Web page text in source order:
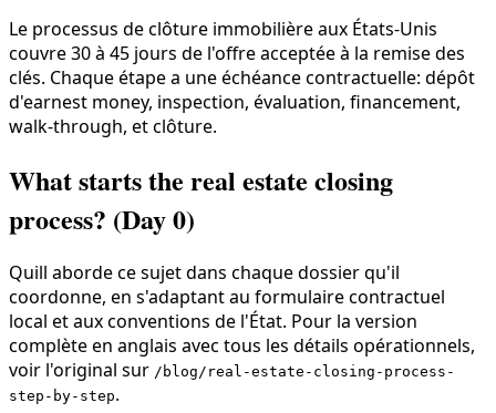
Le processus de clôture immobilière aux États-Unis
couvre 30 à 45 jours de l'offre acceptée à la remise des
clés. Chaque étape a une échéance contractuelle: dépôt
d'earnest money, inspection, évaluation, financement,
walk-through, et clôture.
What starts the real estate closing
process? (Day 0)
Quill aborde ce sujet dans chaque dossier qu'il
coordonne, en s'adaptant au formulaire contractuel
local et aux conventions de l'État. Pour la version
complète en anglais avec tous les détails opérationnels,
voir l'original sur /blog/real-estate-closing-process-
step-by-step.